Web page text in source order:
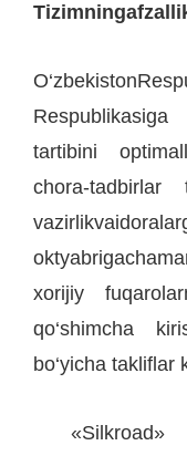
tartibini
chora-tadbirlar
xorijiy
qo‘shimcha
bo‘yicha takliflar